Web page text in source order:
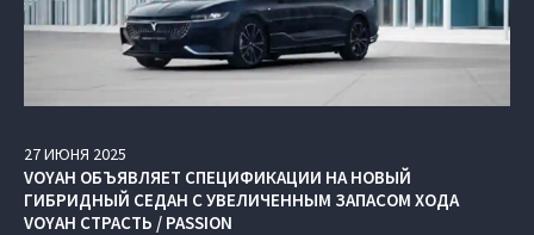
27ИЮНЯ 2025
VOYAH ОБЪЯВЛЯЕТ СПЕЦИФИКАЦИИ НА НОВЫЙ
ГИБРИДНЫЙ СЕДАН С УВЕЛИЧЕННЫМ ЗАПАСОМ ХОДА
VOYAH СТРАСТЬ / PASSION